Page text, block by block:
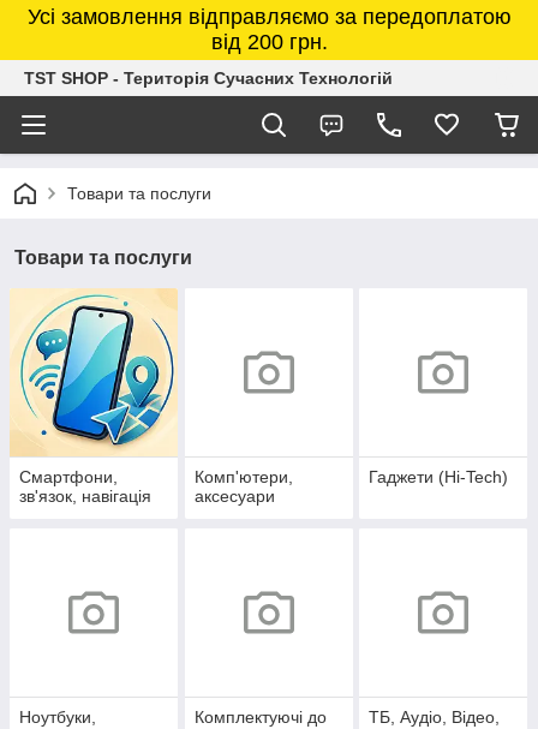
Усі замовлення відправляємо за передоплатою
від 200 грн.
TST SHOP - Територія Сучасних Технологій
Товари та послуги
Товари та послуги
Смартфони,
зв'язок, навігація
Комп'ютери,
аксесуари
Гаджети (Hi-Tech)
Ноутбуки,
Комплектуючі до
ТБ, Аудіо, Відео,